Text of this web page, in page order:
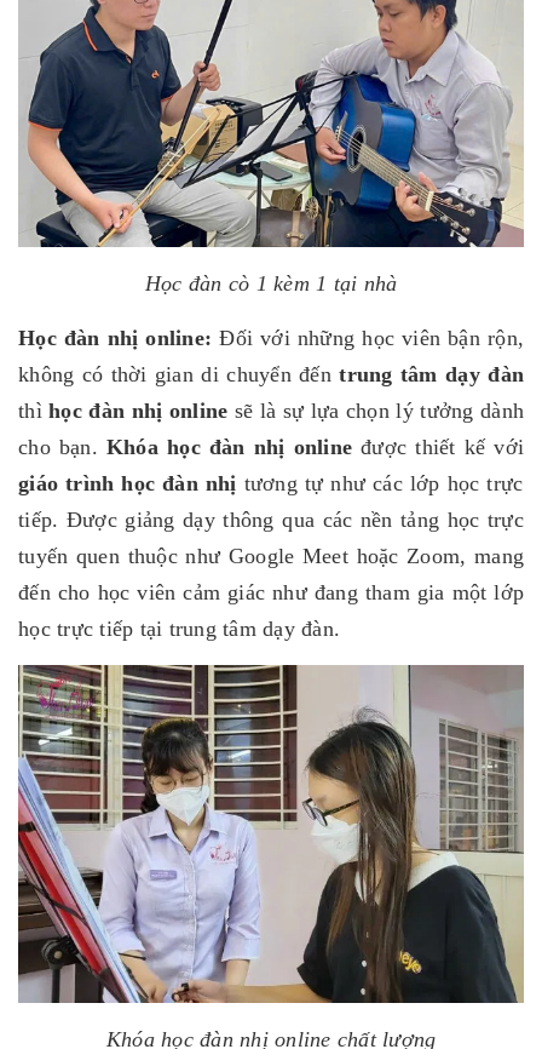
Học đàn cò 1 kèm 1 tại nhà
Học đàn nhị online: Đối với những học viên bận rộn,
không có thời gian di chuyển đến trung tâm dạy đàn
thìhọc đàn nhị online sẽ là sự lựa chọn lý tưởng dành
cho bạn. Khóa học đàn nhị online được thiết kế với
giáo trình học đàn nhị tương tự như các lớp học trực
tiếp. Được giảng dạy thông qua các nền tảng học trực
tuyến quen thuộc như Google Meet hoặc Zoom, mang
đến cho học viên cảm giác như đang tham gia một lớp
học trực tiếp tại trung tâm dạy đàn.
Khóa học đàn nhị online chất lượng